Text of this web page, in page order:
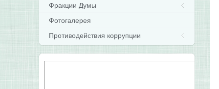
Фракции Думы
Фотогалерея
Противодействия коррупции